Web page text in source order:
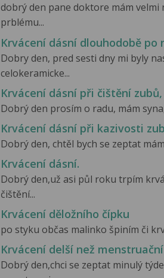
dobrý den pane doktore mám velmi
prblému...
Krvácení dásní dlouhodobě po
Dobry den, pred sesti dny mi byly
celokeramicke...
Krvácení dásní při čištění
Dobrý den prosím o radu, mám
Krvácení dásní při kazivosti
Dobrý den, chtěl bych se zeptat
Krvácení dásní.
Dobrý den,už asi půl roku trpím
čištění...
Krvácení děložního čípku
po styku občas malinko špiním či
Krvácení delší než
Dobrý den,chci se zeptat minulý